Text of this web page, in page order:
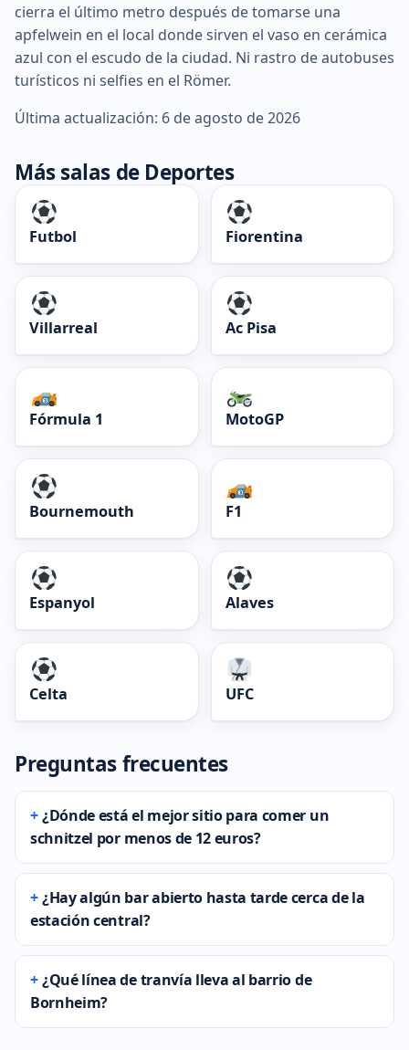
cierra el último metro después de tomarse una
apfelwein en el local donde sirven el vaso en cerámica
azul con el escudo de la ciudad. Ni rastro de autobuses
turísticos ni selfies en el Römer.
Última actualización: 6 de agosto de 2026
Más salas de Deportes
Futbol Fiorentina
Villarreal Ac Pisa
Fórmula 1 MotoGP
Bournemouth F1
Espanyol Alaves
Celta UFC
Preguntas frecuentes
¿Dónde está el mejor sitio para comer un
schnitzel por menos de 12 euros?
¿Hay algún bar abierto hasta tarde cerca de la
estación central?
¿Qué línea de tranvía lleva al barrio de
Bornheim?